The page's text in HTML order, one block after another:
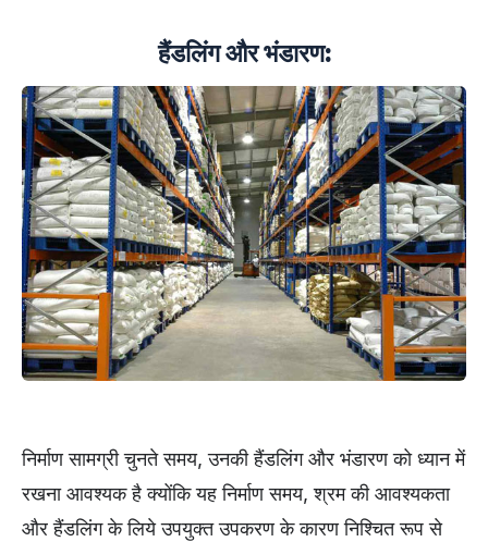
हैंडलिंग और भंडारण:
निर्माण सामग्री चुनते समय, उनकी हैंडलिंग और भंडारण को ध्यान में
रखना आवश्यक है क्योंकि यह निर्माण समय, श्रम की आवश्यकता
और हैंडलिंग के लिये उपयुक्त उपकरण के कारण निश्चित रूप से